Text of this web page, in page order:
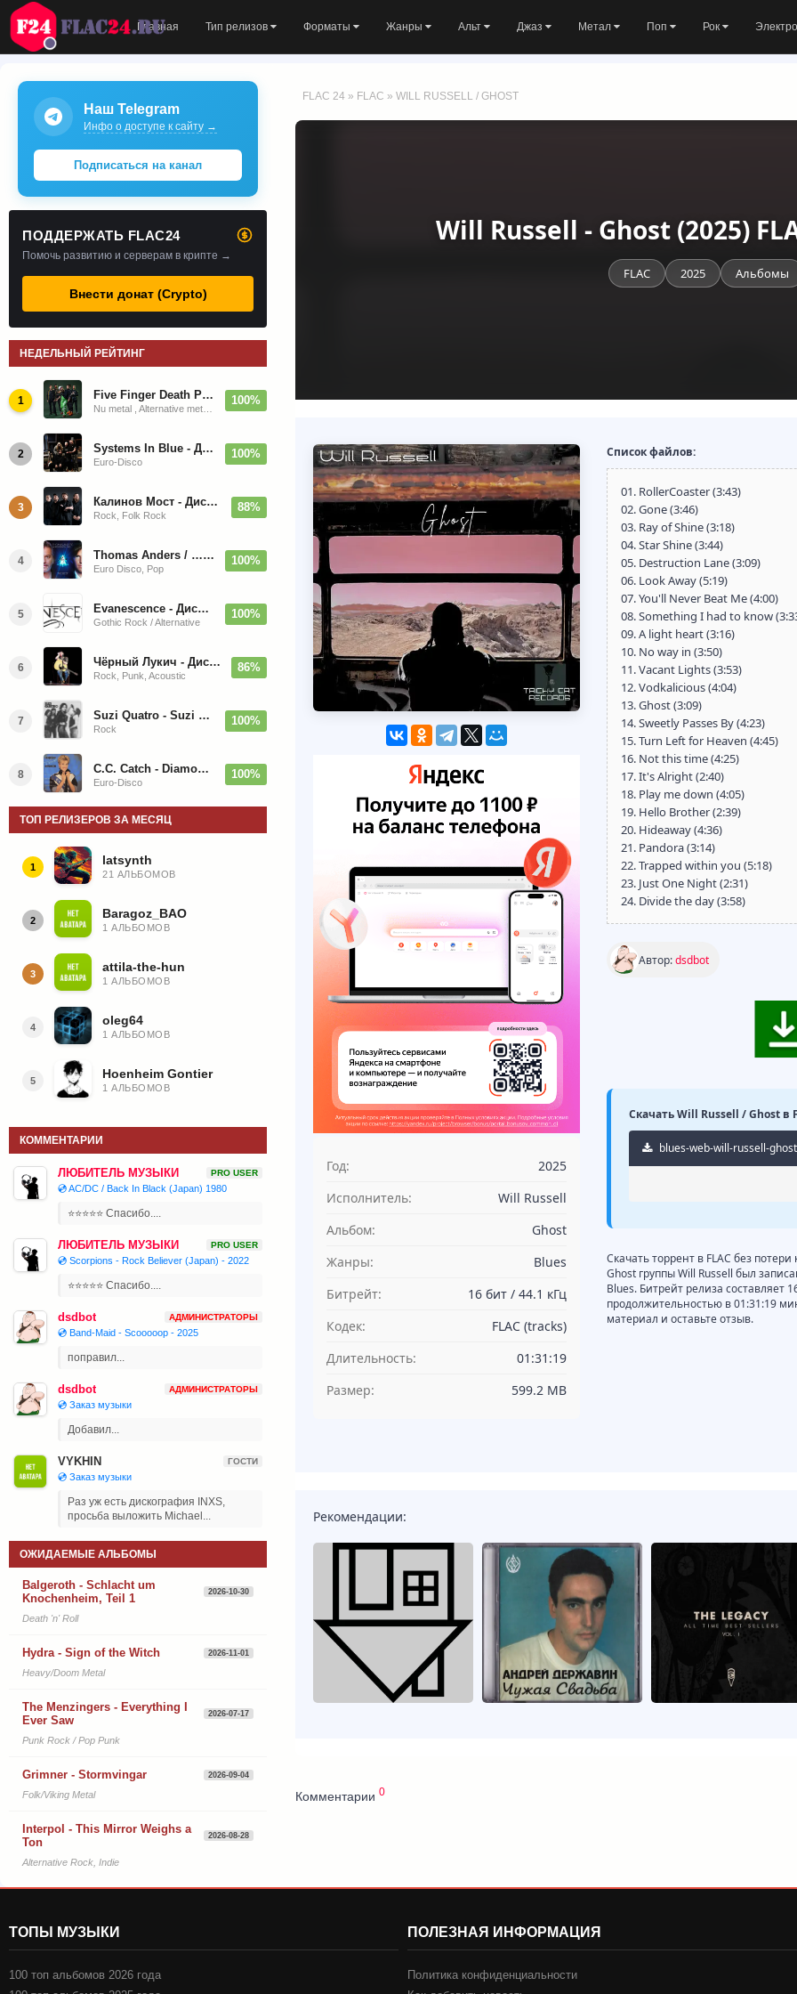
Главная Тип релизов Форматы Жанры Альт Джаз Метал Поп Рок
FLAC 24 » FLAC » WILL RUSSELL / GHOST
Will Russell - Ghost (2025)
FLAC 2025 Альбомы
Год:
2025
Исполнитель:
Will Russell
Альбом:
Ghost
Жанры:
Blues
Битрейт:
16 бит / 44.1 кГц
Кодек:
FLAC (tracks)
Длительность:
01:31:19
Размер:
599.2 MB
Список файлов:
01. RollerCoaster (3:43)
02. Gone (3:46)
03. Ray of Shine (3:18)
04. Star Shine (3:44)
05. Destruction Lane (3:09)
06. Look Away (5:19)
07. You'll Never Beat Me (4:00)
08. Something I had to know
09. A light heart (3:16)
10. No way in (3:50)
11. Vacant Lights (3:53)
12. Vodkalicious (4:04)
13. Ghost (3:09)
14. Sweetly Passes By (4:23)
15. Turn Left for Heaven (4:45)
16. Not this time (4:25)
17. It's Alright (2:40)
18. Play me down (4:05)
19. Hello Brother (2:39)
20. Hideaway (4:36)
21. Pandora (3:14)
22. Trapped within you (5:18)
23. Just One Night (2:31)
24. Divide the day (3:58)
Автор:dsdbot
Скачать Will Russell / Ghost в
blues-web-will-russell-
Скачать торрент в FLAC без
Ghost группы Will Russell был
Blues. Битрейт релиза составляет
продолжительностью в 01:31:19
материал и оставьте отзыв.
Рекомендации:
Комментарии 0
Наш Telegram
Инфо о доступе к сайту →
Подписаться на канал
ПОДДЕРЖАТЬ FLAC24
Помочь развитию и серверам в крипте →
Внести донат (Crypto)
НЕДЕЛЬНЫЙ РЕЙТИНГ
1 Five Finger Death Punch - Дискография (2008-2026) 100%
2 Systems In Blue - Дискография (2020-2026)
Euro-Disco
100%
3 Калинов Мост - Дискография (1986-2026)
Rock, Folk Rock
88%
4 Thomas Anders / … Sings Modern Talking: The Best hi-res
Euro Disco, Pop
100%
5 Evanescence - Дискография (1998-2026)
Gothic Rock / Alternative
100%
6 Чёрный Лукич - Дискография (1987-2014)
Rock, Punk, Acoustic
86%
7 Suzi Quatro - Suzi Quatro (Bonus Tracks, Remaster) 1973/2022
Rock
100%
8 C.C. Catch - Diamonds. Her Greatest Hits 1988
Euro-Disco
100%
ТОП РЕЛИЗЕРОВ ЗА МЕСЯЦ
1 latsynth
21 АЛЬБОМОВ
2 Baragoz_BAO
1 АЛЬБОМОВ
3 attila-the-hun
1 АЛЬБОМОВ
4 oleg64
1 АЛЬБОМОВ
5 Hoenheim Gontier
1 АЛЬБОМОВ
КОММЕНТАРИИ
ЛЮБИТЕЛЬ МУЗЫКИ PRO USER
💿 AC/DC / Back In Black (Japan) 1980
⭐⭐⭐⭐⭐ Спасибо....
ЛЮБИТЕЛЬ МУЗЫКИ PRO USER
💿 Scorpions - Rock Believer (Japan) - 2022
⭐⭐⭐⭐⭐ Спасибо....
dsdbot АДМИНИСТРАТОРЫ
💿 Band-Maid - Scooooop - 2025
поправил...
dsdbot АДМИНИСТРАТОРЫ
💿 Заказ музыки
Добавил...
VYKHIN ГОСТИ
💿 Заказ музыки
Раз уж есть дискография INXS,
просьба выложить Michael...
ОЖИДАЕМЫЕ АЛЬБОМЫ
Balgeroth - Schlacht um
Knochenheim, Teil 1
2026-10-30
Death 'n' Roll
Hydra - Sign of the Witch 2026-11-01
Heavy/Doom Metal
The Menzingers - Everything I
Ever Saw
2026-07-17
Punk Rock / Pop Punk
Grimner - Stormvingar 2026-09-04
Folk/Viking Metal
Interpol - This Mirror Weighs a
Ton
2026-08-28
Alternative Rock, Indie
ТОПЫ МУЗЫКИ
100 топ альбомов 2026 года
ПОЛЕЗНАЯ ИНФОРМАЦИЯ
Политика конфиденциальности